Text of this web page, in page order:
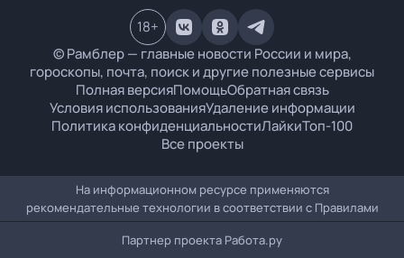
© Рамблер — главные новости России и мира,
гороскопы, почта, поиск и другие полезные сервисы
Полная версияПомощьОбратная связь
Условия использованияУдаление информации
Политика конфиденциальностиЛайкиТоп-100
Все проекты
18+
На информационном ресурсе применяются
рекомендательные технологии в соответствии с Правилами
Партнер проекта Работа.ру